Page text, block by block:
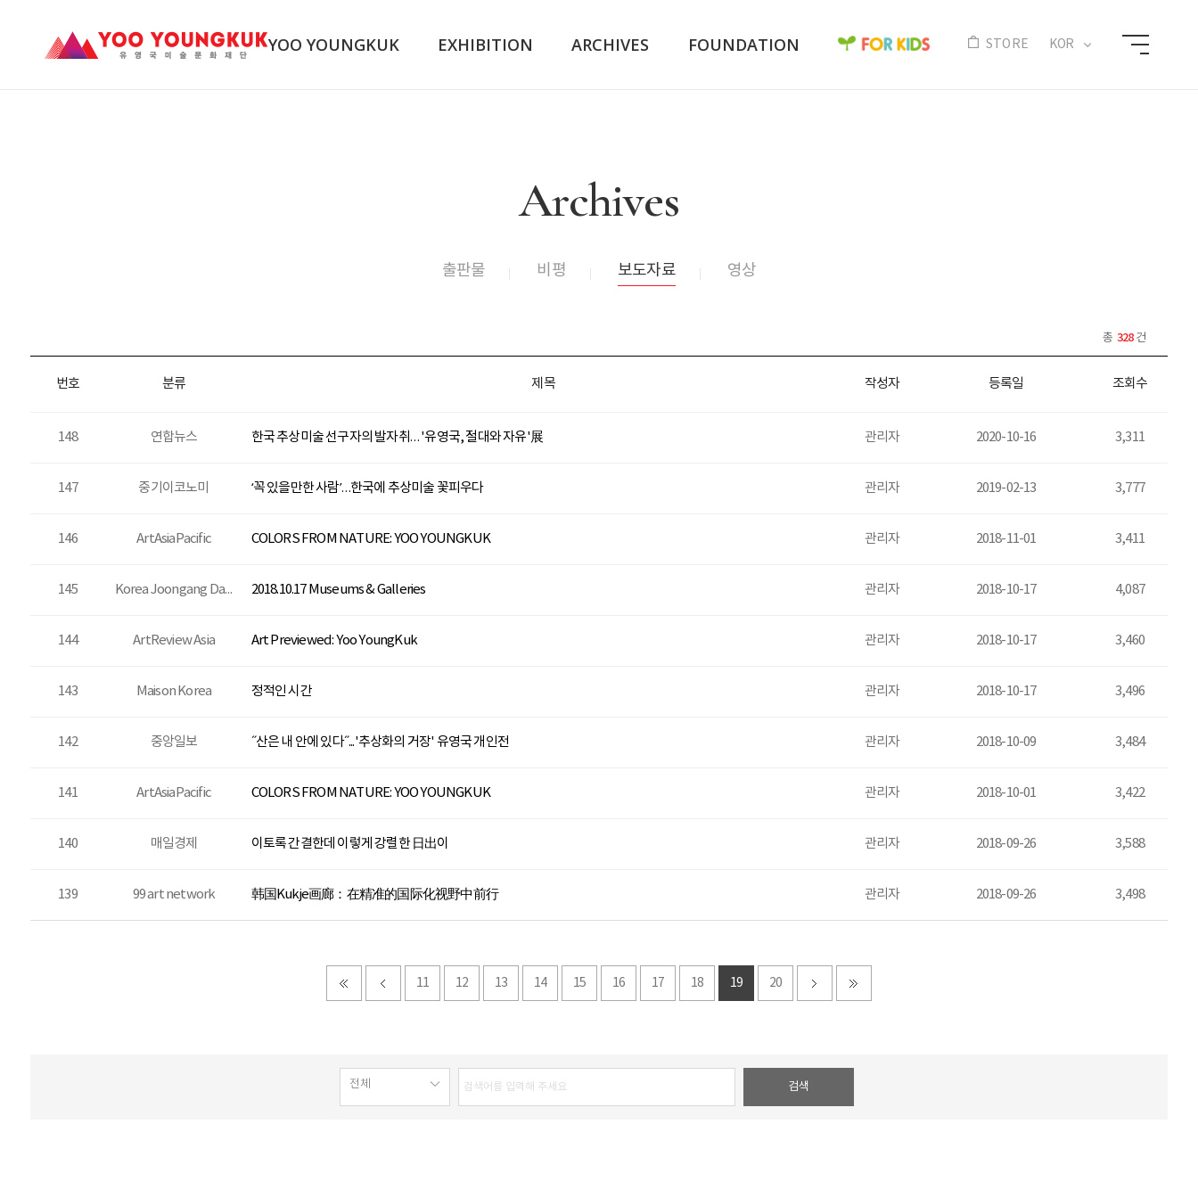
YOO YOUNGKUK EXHIBITION ARCHIVES FOUNDATION STORE KOR
Archives
출판물 비평 보도자료 영상
총 328 건
번호 분류 제목 작성자 등록일 조회수
148 연합뉴스 한국 추상미술 선구자의 발자취… '유영국, 절대와 자유'展 관리자 2020-10-16 3,311
147 중기이코노미 ‘꼭 있을만한 사람’…한국에 추상미술 꽃피우다 관리자 2019-02-13 3,777
146 ArtAsiaPacific COLORS FROM NATURE: YOO YOUNGKUK 관리자 2018-11-01 3,411
145 Korea Joongang Daily 2018.10.17 Museums & Galleries 관리자 2018-10-17 4,087
144 ArtReview Asia Art Previewed: Yoo YoungKuk 관리자 2018-10-17 3,460
143 Maison Korea 정적인 시간 관리자 2018-10-17 3,496
142 중앙일보 ˝산은 내 안에 있다˝...'추상화의 거장' 유영국 개인전 관리자 2018-10-09 3,484
141 ArtAsiaPacific COLORS FROM NATURE: YOO YOUNGKUK 관리자 2018-10-01 3,422
140 매일경제 이토록 간결한데 이렇게 강렬한 日出이 관리자 2018-09-26 3,588
139 99 art network 韩国Kukje画廊：在精准的国际化视野中前行 관리자 2018-09-26 3,498
11 12 13 14 15 16 17 18 19 20